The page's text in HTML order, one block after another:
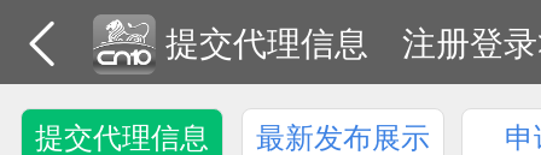
提交代理信息 注册登
提交代理信息 最新发布展示 申